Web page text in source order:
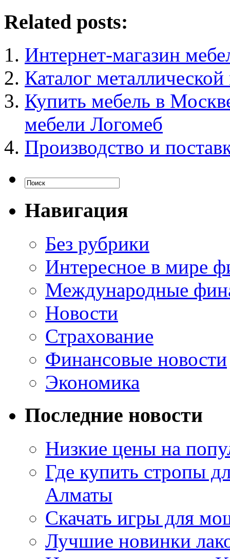
Related posts:
Интернет-магазин
Каталог
Купить мебель в
мебели Логомеб
Производство и
Навигация
Без рубрики
Интересное в мире
Международные
Новости
Страхование
Финансовые новости
Экономика
Последние новости
Низкие цены на
Где купить стропы
Алматы
Скачать игры для
Лучшие новинки